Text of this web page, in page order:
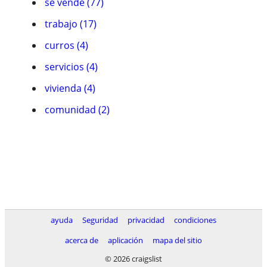
trabajo (17)
curros (4)
servicios (4)
vivienda (4)
comunidad (2)
ayuda Seguridad privacidad
condiciones
acerca de
aplicación
mapa del sitio
© 2026 craigslist